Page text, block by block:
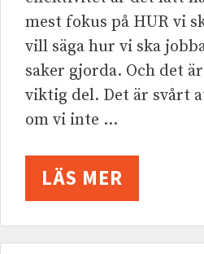
mest fokus på HUR vi
vill säga hur vi ska
saker gjorda. Och det
viktig del. Det är svårt
om vi inte …
LÄS MER